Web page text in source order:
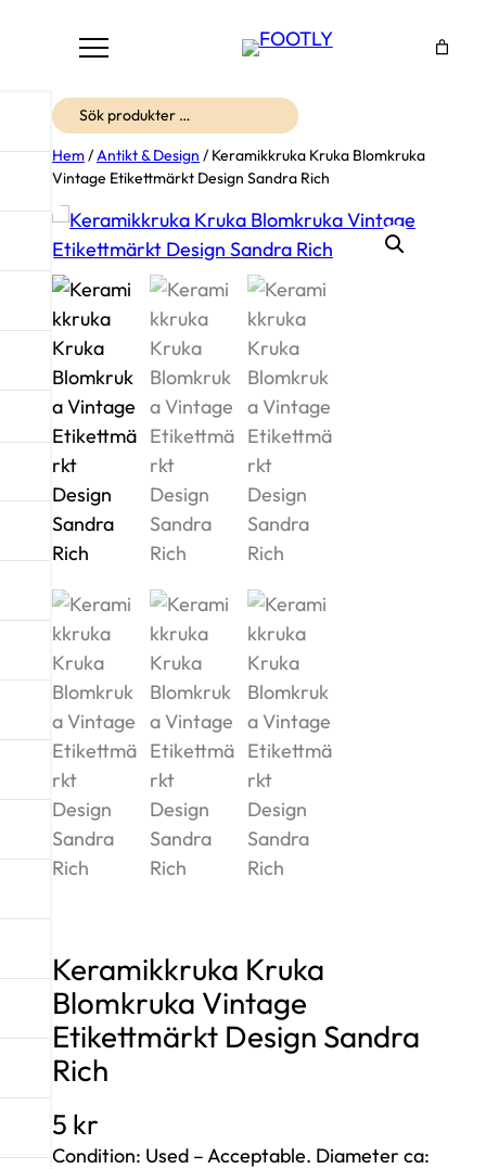
Sök
Hem / Antikt & Design / Keramikkruka Kruka Blomkruka
Vintage Etikettmärkt Design Sandra Rich
Keramikkruka Kruka
Blomkruka Vintage
Etikettmärkt Design Sandra
Rich
5 kr
Condition: Used – Acceptable. Diameter ca: